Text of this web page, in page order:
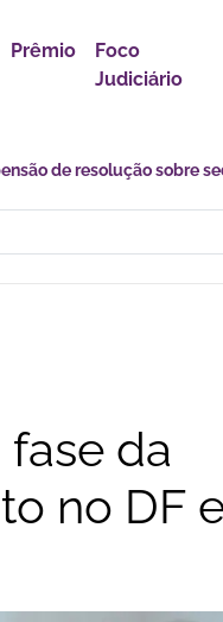
Prêmio
Foco
Judiciário
transição marcada por
da
no DF